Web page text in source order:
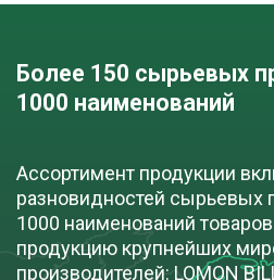
Более 150 сырьевых
1000 наименований
Ассортимент продукции
разновидностей сырьевых
1000 наименований
продукцию крупнейших
производителей: LOMON